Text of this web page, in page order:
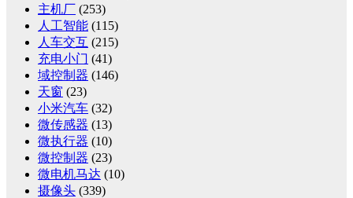
主机厂 (253)
人工智能 (115)
人车交互 (215)
充电小门 (41)
域控制器 (146)
天窗 (23)
小米汽车 (32)
微传感器 (13)
微执行器 (10)
微控制器 (23)
微电机马达 (10)
摄像头 (339)